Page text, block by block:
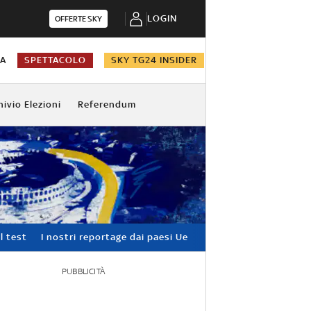
OFFERTE SKY LOGIN
SPETTACOLO SKY TG24 INSIDER
Elezioni Referendum
test I nostri reportage dai paesi Ue
PUBBLICITÀ